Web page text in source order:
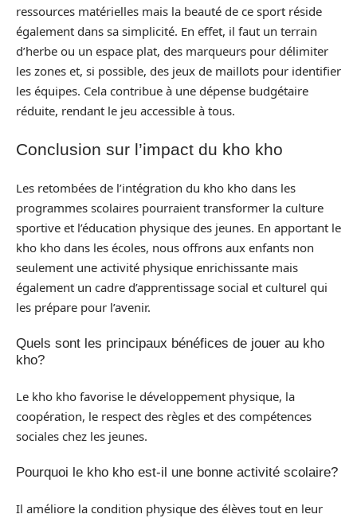
ressources matérielles mais la beauté de ce sport réside
également dans sa simplicité. En effet, il faut un terrain
d’herbe ou un espace plat, des marqueurs pour délimiter
les zones et, si possible, des jeux de maillots pour identifier
les équipes. Cela contribue à une dépense budgétaire
réduite, rendant le jeu accessible à tous.
Conclusion sur l’impact du kho kho
Les retombées de l’intégration du kho kho dans les
programmes scolaires pourraient transformer la culture
sportive et l’éducation physique des jeunes. En apportant le
kho kho dans les écoles, nous offrons aux enfants non
seulement une activité physique enrichissante mais
également un cadre d’apprentissage social et culturel qui
les prépare pour l’avenir.
Quels sont les principaux bénéfices de jouer au kho
kho?
Le kho kho favorise le développement physique, la
coopération, le respect des règles et des compétences
sociales chez les jeunes.
Pourquoi le kho kho est-il une bonne activité scolaire?
Il améliore la condition physique des élèves tout en leur